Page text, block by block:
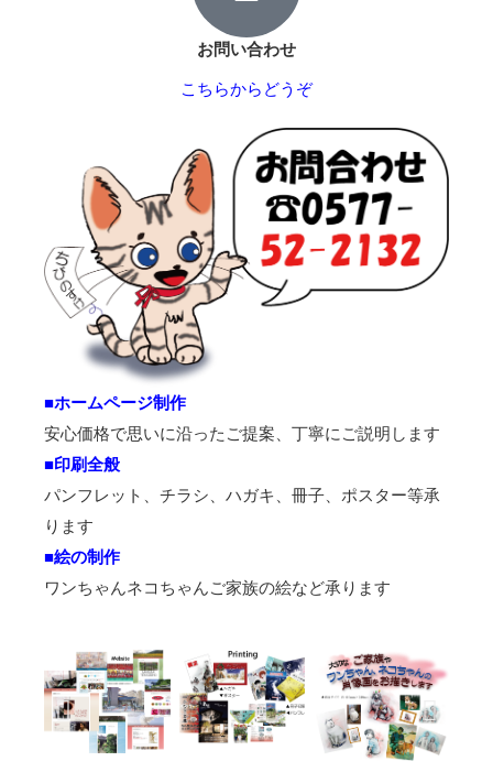
お問い合わせ
こちらからどうぞ
■ホームページ制作
安心価格で思いに沿ったご提案、丁寧にご説明します
■印刷全般
パンフレット、チラシ、ハガキ、冊子、ポスター等承
ります
■絵の制作
ワンちゃんネコちゃんご家族の絵など承ります